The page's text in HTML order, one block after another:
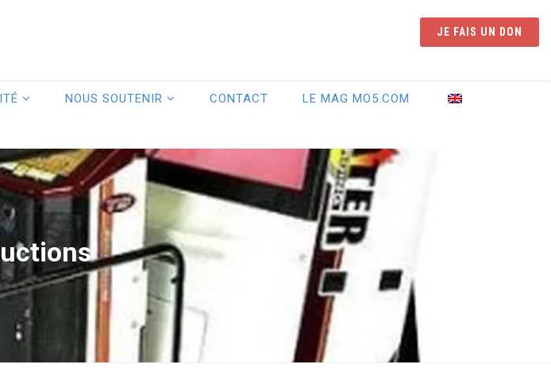
JE FAIS UN DON
NOUS SOUTENIR CONTACT LE MAG MO5.COM